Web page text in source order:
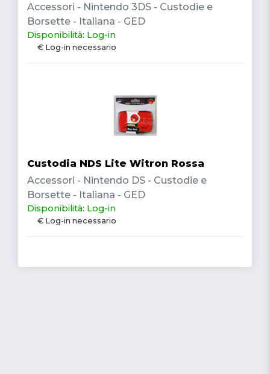
Accessori - Nintendo 3DS - Custodie e
Borsette - Italiana - GED
Disponibilità: Log-in
€ Log-in necessario
Custodia NDS Lite Witron Rossa
Accessori - Nintendo DS - Custodie e
Borsette - Italiana - GED
Disponibilità: Log-in
€ Log-in necessario